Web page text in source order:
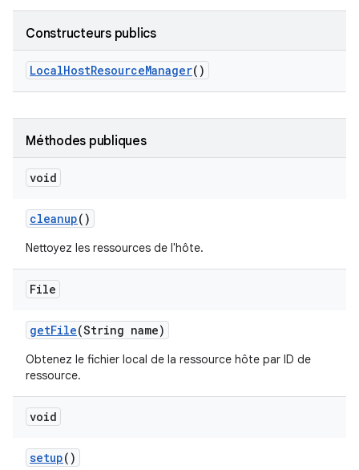
Constructeurs publics
LocalHostResourceManager()
Méthodes publiques
void
cleanup()
Nettoyez les ressources de l'hôte.
File
getFile(String name)
Obtenez le fichier local de la ressource hôte par ID de
ressource.
void
setup()